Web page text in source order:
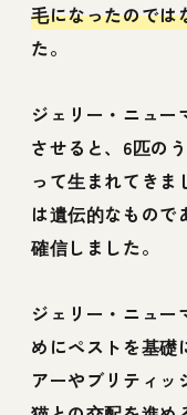
毛になったのでは
た。
ジェリー・ニュ
させると、6匹の
って生まれてきま
は遺伝的なもので
確信しました。
ジェリー・ニュー
めにペストを基礎
アーやブリティッ